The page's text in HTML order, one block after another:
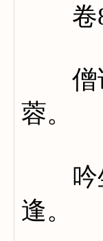
卷
僧话
蓉。
吟坐
逢。